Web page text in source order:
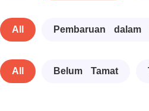
All Pembaruan
All Belum Tamat